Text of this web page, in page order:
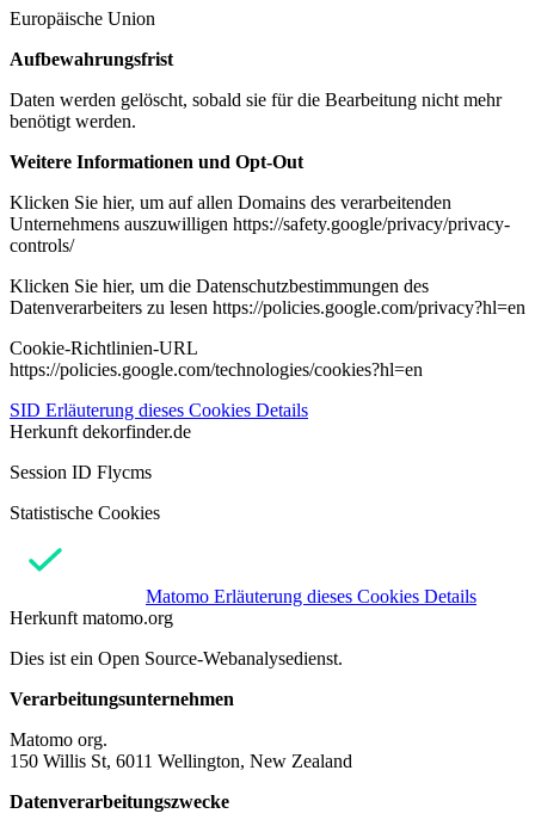
Europäische Union
Aufbewahrungsfrist
Daten werden gelöscht, sobald sie für die Bearbeitung nicht mehr
benötigt werden.
Weitere Informationen und Opt-Out
Klicken Sie hier, um auf allen Domains des verarbeitenden
Unternehmens auszuwilligen https://safety.google/privacy/privacy-
controls/
Klicken Sie hier, um die Datenschutzbestimmungen des
Datenverarbeiters zu lesen https://policies.google.com/privacy?hl=en
Cookie-Richtlinien-URL
https://policies.google.com/technologies/cookies?hl=en
SID Erläuterung dieses Cookies Details
Herkunft dekorfinder.de
Session ID Flycms
Statistische Cookies
Matomo Erläuterung dieses Cookies Details
Herkunft matomo.org
Dies ist ein Open Source-Webanalysedienst.
Verarbeitungsunternehmen
Matomo org.
150 Willis St, 6011 Wellington, New Zealand
Datenverarbeitungszwecke